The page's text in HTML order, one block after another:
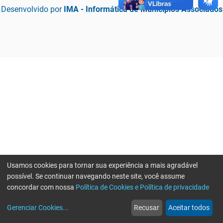
Desenvolvido por IMA - Informática de Municípios Associados
web
Notícias
more_horiz
Mais
Usamos cookies para tornar sua experiência a mais agradável
possível. Se continuar navegando neste site, você assume
concordar com nossa Política de Cookies e Política de privacidade
Gerenciar Cookies... Recusar Aceitar todos
Erro ao enviar informações, por favor tente novamente